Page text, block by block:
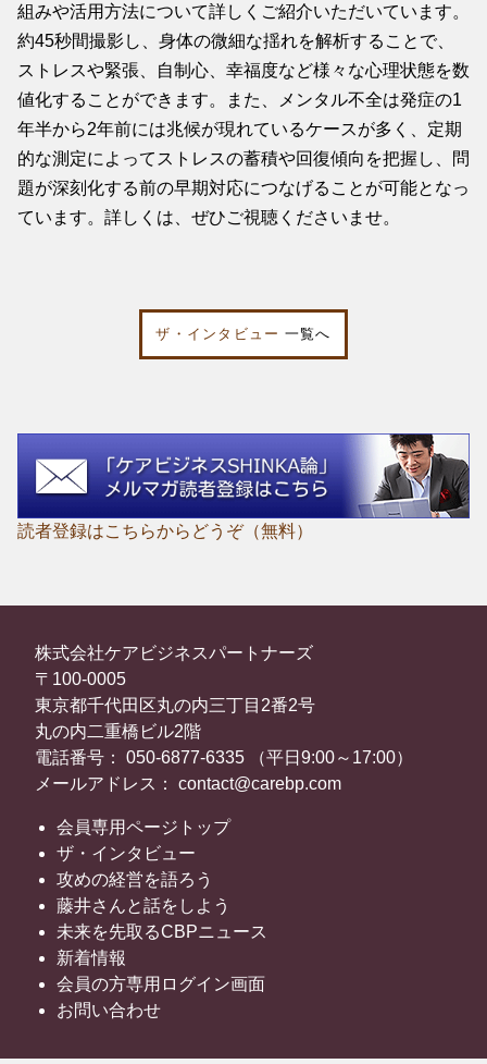
組みや活用方法について詳しくご紹介いただいています。
約45秒間撮影し、身体の微細な揺れを解析することで、
ストレスや緊張、自制心、幸福度など様々な心理状態を数
値化することができます。また、メンタル不全は発症の1
年半から2年前には兆候が現れているケースが多く、定期
的な測定によってストレスの蓄積や回復傾向を把握し、問
題が深刻化する前の早期対応につなげることが可能となっ
ています。詳しくは、ぜひご視聴くださいませ。
ザ・インタビュー 一覧へ
読者登録はこちらからどうぞ（無料）
株式会社ケアビジネスパートナーズ
〒100-0005
東京都千代田区丸の内三丁目2番2号
丸の内二重橋ビル2階
電話番号： 050-6877-6335 （平日9:00～17:00）
メールアドレス： contact@carebp.com
会員専用ページトップ
ザ・インタビュー
攻めの経営を語ろう
藤井さんと話をしよう
未来を先取るCBPニュース
新着情報
会員の方専用ログイン画面
お問い合わせ